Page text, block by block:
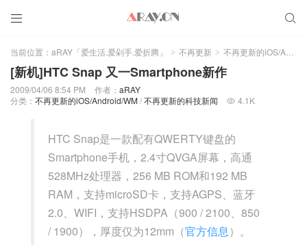
 
当前位置： aRAY「爱生活.爱剁手.爱折腾」 > 不再更新 > 不再更新的iOS/Android/WM
[新机]HTC Snap 又一Smartphone新作
2009/04/06 8:54 PM 作者： aRAY
分类： 不再更新的iOS/Android/WM/不再更新的科技新闻  4.1K
HTC Snap是一款配有QWERTY键盘的
Smartphone手机，2.4寸QVGA屏幕，高通
528MHz处理器，256 MB ROM和192 MB
RAM，支持microSD卡，支持AGPS、蓝牙
2.0、WIFI，支持HSDPA（900 / 2100、850
/ 1900），厚度仅为12mm（官方信息）。